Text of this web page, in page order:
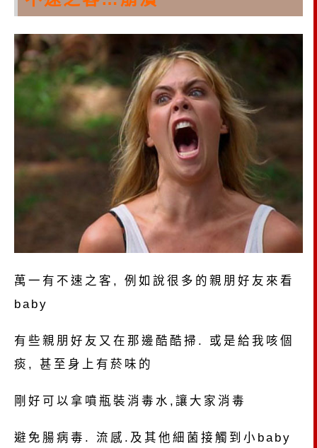
萬一有不速之客, 例如說很多的親朋好友來看
baby
有些親朋好友又在那邊酷酷掃. 或是給我咳個
痰, 甚至身上有菸味的
剛好可以拿噴瓶裝消毒水,讓大家消毒
避免腸病毒. 流感.及其他細菌接觸到小baby